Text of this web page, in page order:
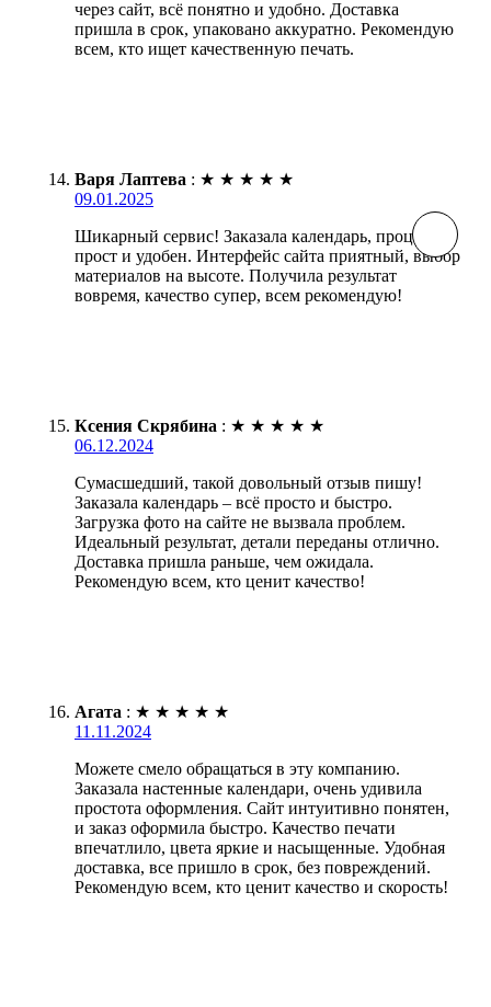
через сайт, всё понятно и удобно. Доставка
пришла в срок, упаковано аккуратно. Рекомендую
всем, кто ищет качественную печать.
Варя Лаптева : ★ ★ ★ ★ ★
09.01.2025
Шикарный сервис! Заказала календарь, процесс
прост и удобен. Интерфейс сайта приятный, выбор
материалов на высоте. Получила результат
вовремя, качество супер, всем рекомендую!
Ксения Скрябина : ★ ★ ★ ★ ★
06.12.2024
Сумасшедший, такой довольный отзыв пишу!
Заказала календарь – всё просто и быстро.
Загрузка фото на сайте не вызвала проблем.
Идеальный результат, детали переданы отлично.
Доставка пришла раньше, чем ожидала.
Рекомендую всем, кто ценит качество!
Агата : ★ ★ ★ ★ ★
11.11.2024
Можете смело обращаться в эту компанию.
Заказала настенные календари, очень удивила
простота оформления. Сайт интуитивно понятен,
и заказ оформила быстро. Качество печати
впечатлило, цвета яркие и насыщенные. Удобная
доставка, все пришло в срок, без повреждений.
Рекомендую всем, кто ценит качество и скорость!